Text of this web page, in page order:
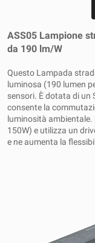
ASS05 Lampione
da 190 lm/W
Questo Lampada
luminosa (190 lumen
sensori. È dotata di un
consente la
luminosità ambientale.
150W) e utilizza un
e ne aumenta la